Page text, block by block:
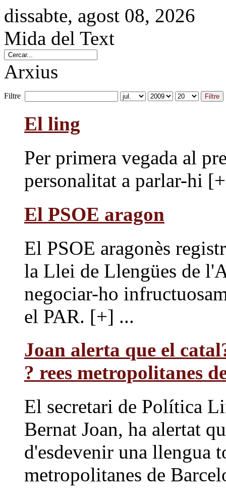
dissabte, agost 08, 2026
Mida del Text
Arxius
Filtre Filtre
El ling
Per primera vegada al
personalitat a parlar-hi
El PSOE aragon
El PSOE aragonès
la Llei de Llengües de
negociar-ho
el PAR. [+] ...
Joan alerta que el
? rees metropolitanes
El secretari de Política
Bernat Joan, ha alertat
d'esdevenir una llengua
metropolitanes de